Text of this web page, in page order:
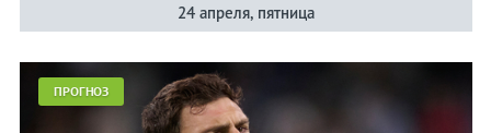
24 апреля, пятница
ПРОГНОЗ